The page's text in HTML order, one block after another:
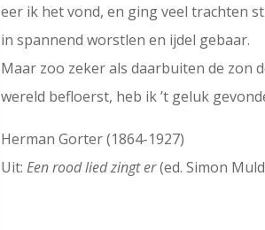
eer ik het vond, en ging veel trachten
in spannend worstlen en ijdel gebaar.
Maar zoo zeker als daarbuiten de zon
wereld befloerst, heb ik ’t geluk
Herman Gorter (1864-1927)
Uit:Een rood lied zingt er(ed. Simon